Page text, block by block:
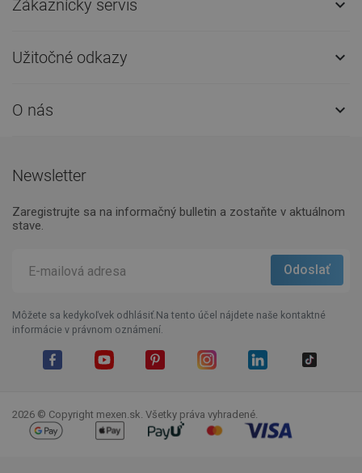
Zákaznícky servis 
Užitočné odkazy 
O nás 
Newsletter
Zaregistrujte sa na informačný bulletin a zostaňte v aktuálnom
stave.
Môžete sa kedykoľvek odhlásiť.Na tento účel nájdete naše kontaktné
informácie v právnom oznámení.
2026 © Copyright mexen.sk. Všetky práva vyhradené.